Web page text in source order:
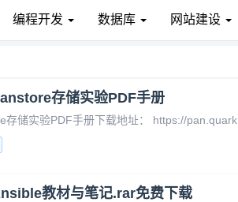
编程开发 数据库 网站建设
存储实验PDF手册
教材与笔记.rar免费下载